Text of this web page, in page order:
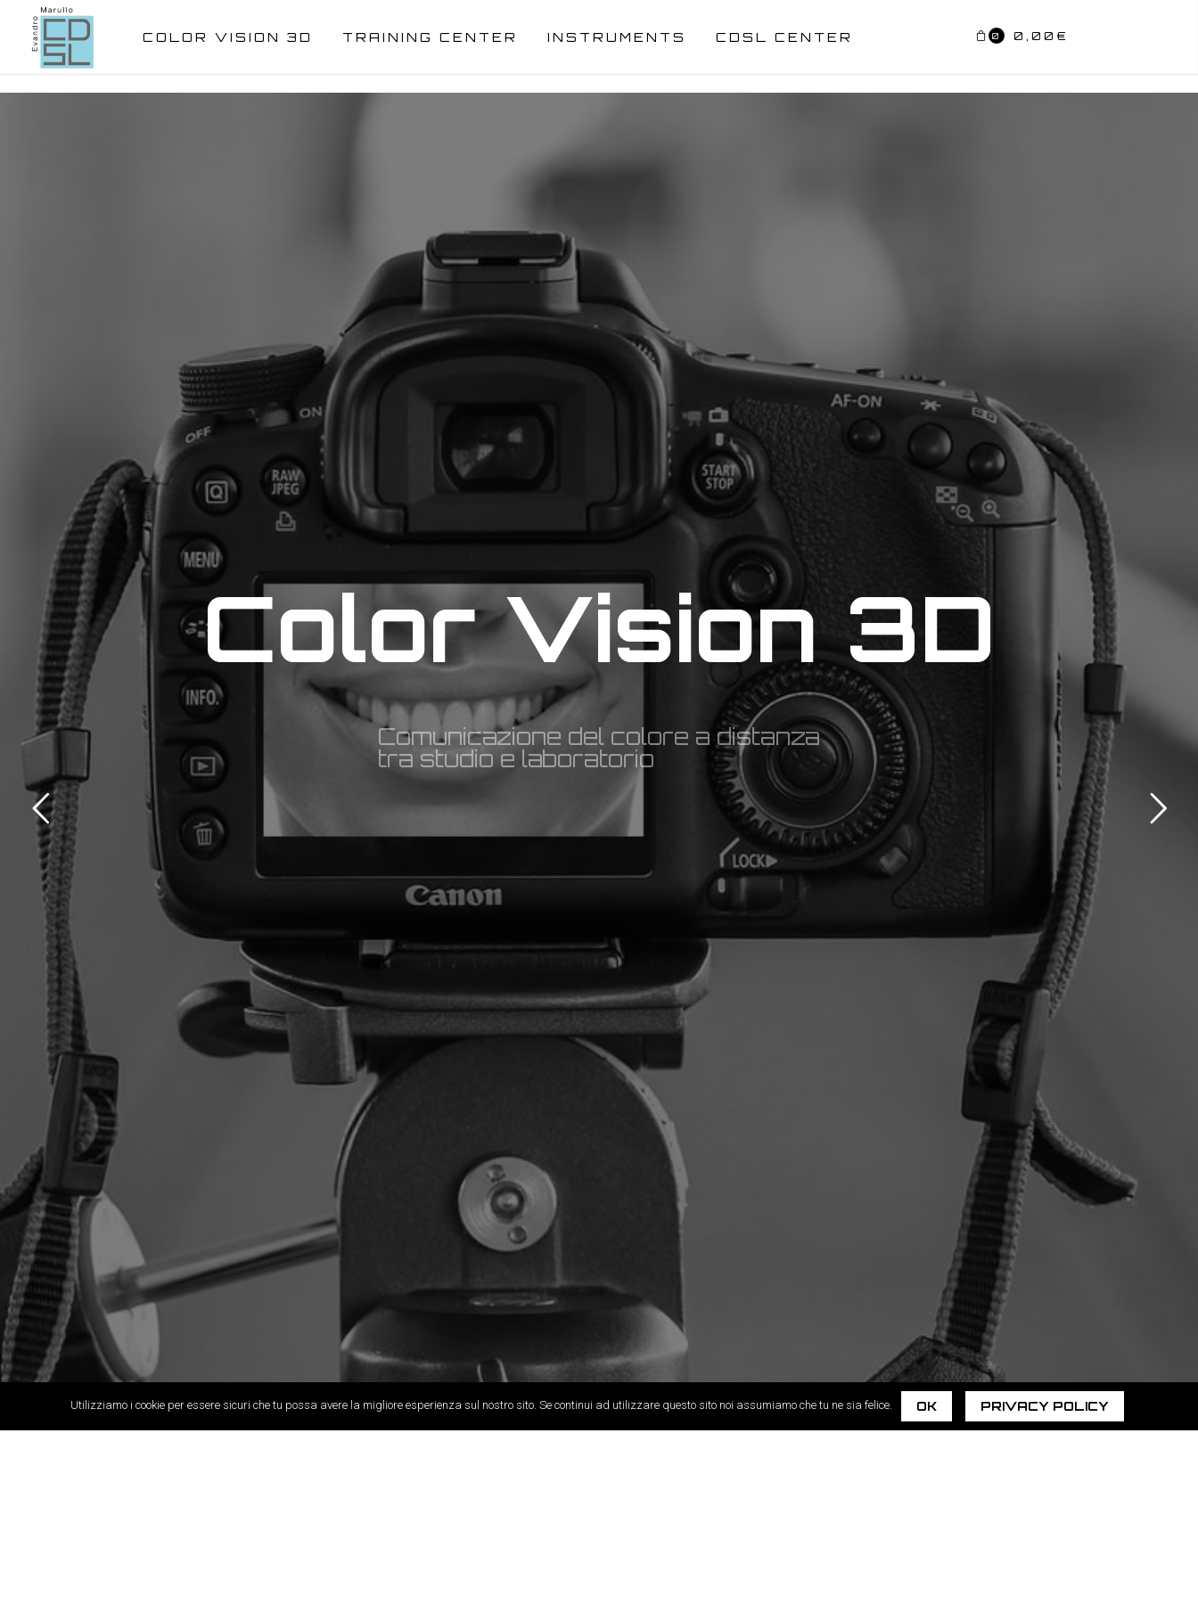
COLOR VISION 3D TRAINING CENTER INSTRUMENTS CDSL CENTER 0 0,00 €
Color Vision 3D
Comunicazione del colore a distanza
tra studio e laboratorio
Utilizziamo i cookie per essere sicuri che tu possa avere la migliore esperienza sul nostro sito. Se continui ad utilizzare questo sito noi assumiamo che tu ne sia felice. OK PRIVACY POLICY